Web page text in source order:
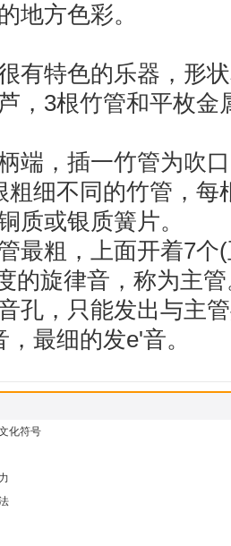
地方色彩。
特色的乐器，形状
，3根竹管和平枚金
，插一竹管为吹口
粗细不同的竹管，每
质或银质簧片。
粗，上面开着7个(
的旋律音，称为主
孔，只能发出与主
最细的发e'音。
化符号